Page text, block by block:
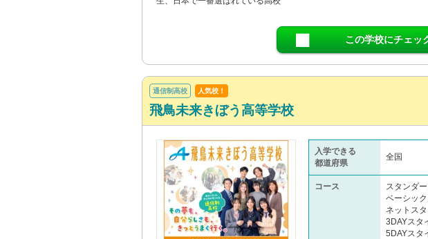
この学校にチェッ
通信制高校 人気校！
飛鳥未来きぼう高等学校
入学できる
都道府県
全国
コース
スタンダ
ベーシッ
ネットス
3DAYスタ
5DAYスタ